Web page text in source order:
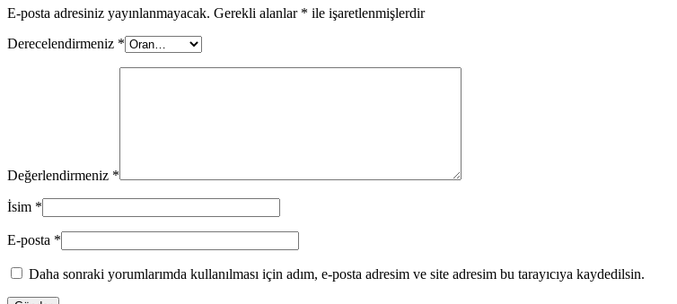
E-posta adresiniz yayınlanmayacak. Gerekli alanlar * ile işaretlenmişlerdir
Derecelendirmeniz *
Değerlendirmeniz *
İsim *
E-posta *
Daha sonraki yorumlarımda kullanılması için adım, e-posta adresim ve site adresim bu tarayıcıya kaydedilsin.